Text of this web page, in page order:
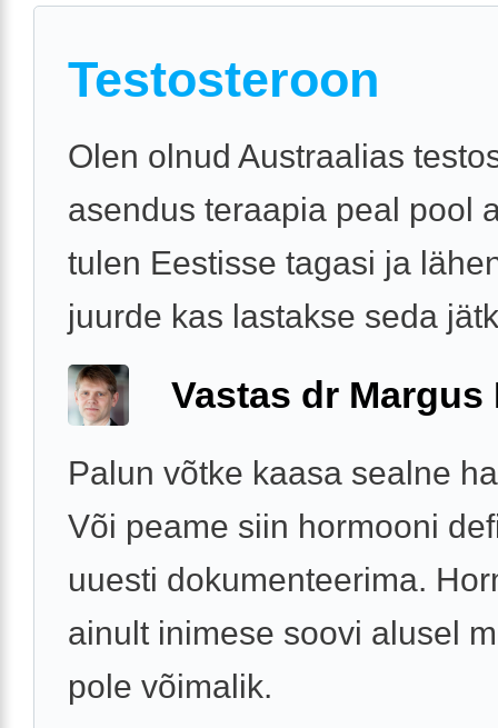
Testosteroon
Olen olnud Austraalias
asendus teraapia peal pool
tulen Eestisse tagasi ja
juurde kas lastakse seda
Vastas dr Margus
Palun võtke kaasa sealne
Või peame siin hormooni
uuesti dokumenteerima.
ainult inimese soovi alusel
pole võimalik.